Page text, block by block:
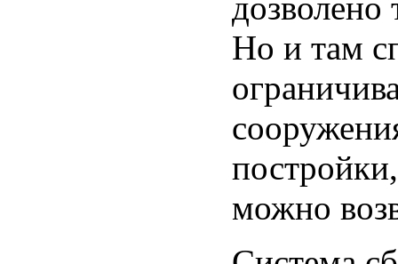
Но и там
можно